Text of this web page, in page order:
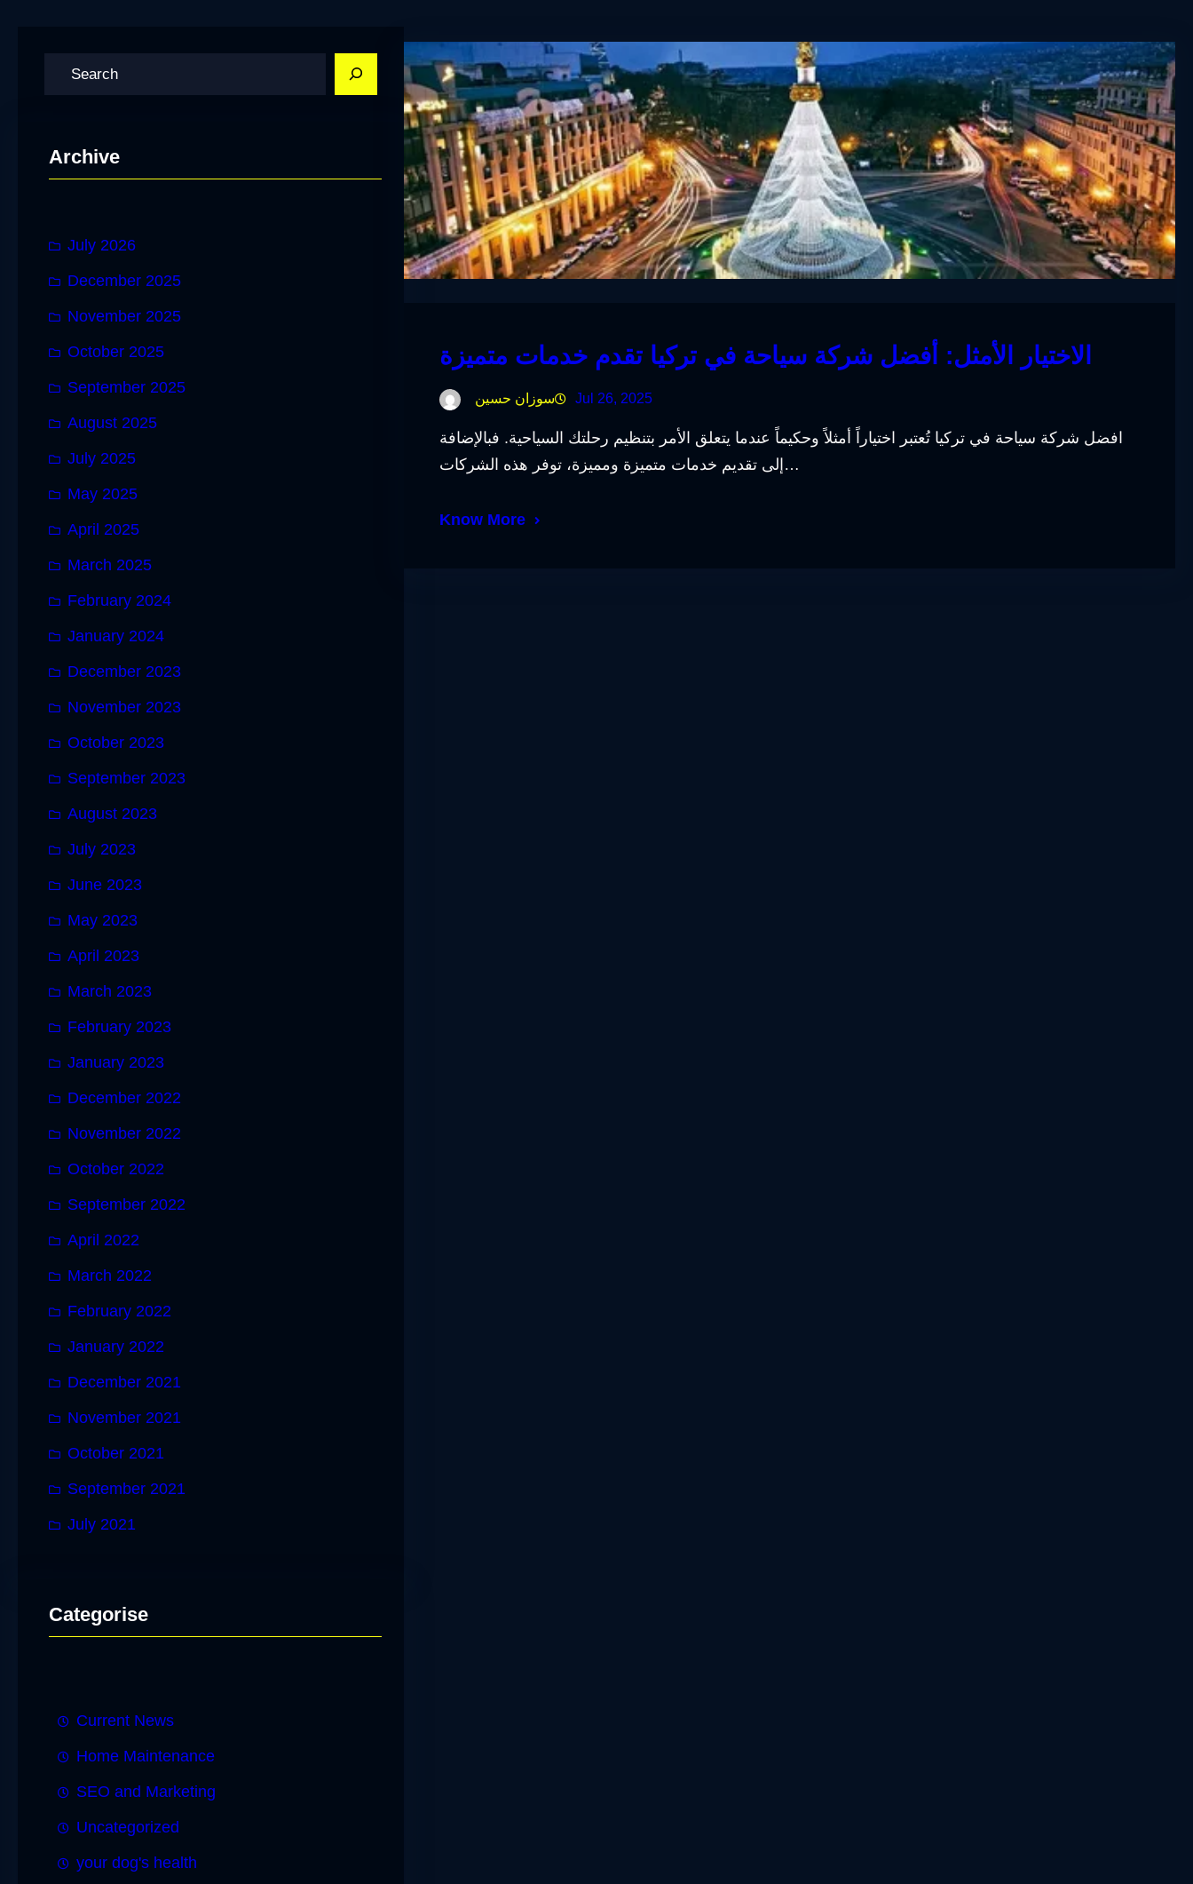
Archive
July 2026
December 2025
November 2025
October 2025
September 2025
August 2025
July 2025
May 2025
April 2025
March 2025
February 2024
January 2024
December 2023
November 2023
October 2023
September 2023
August 2023
July 2023
June 2023
May 2023
April 2023
March 2023
February 2023
January 2023
December 2022
November 2022
October 2022
September 2022
April 2022
March 2022
February 2022
January 2022
December 2021
November 2021
October 2021
September 2021
July 2021
Categorise
Current News
Home Maintenance
SEO and Marketing
Uncategorized
your dog's health
الاختيار الأمثل: أفضل شركة سياحة في تركيا تقدم خدمات متميزة
سوزان حسين Jul 26, 2025
افضل شركة سياحة في تركيا تُعتبر اختياراً أمثلاً وحكيماً عندما يتعلق الأمر بتنظيم رحلتك السياحية. فبالإضافة
إلى تقديم خدمات متميزة ومميزة، توفر هذه الشركات…
Know More